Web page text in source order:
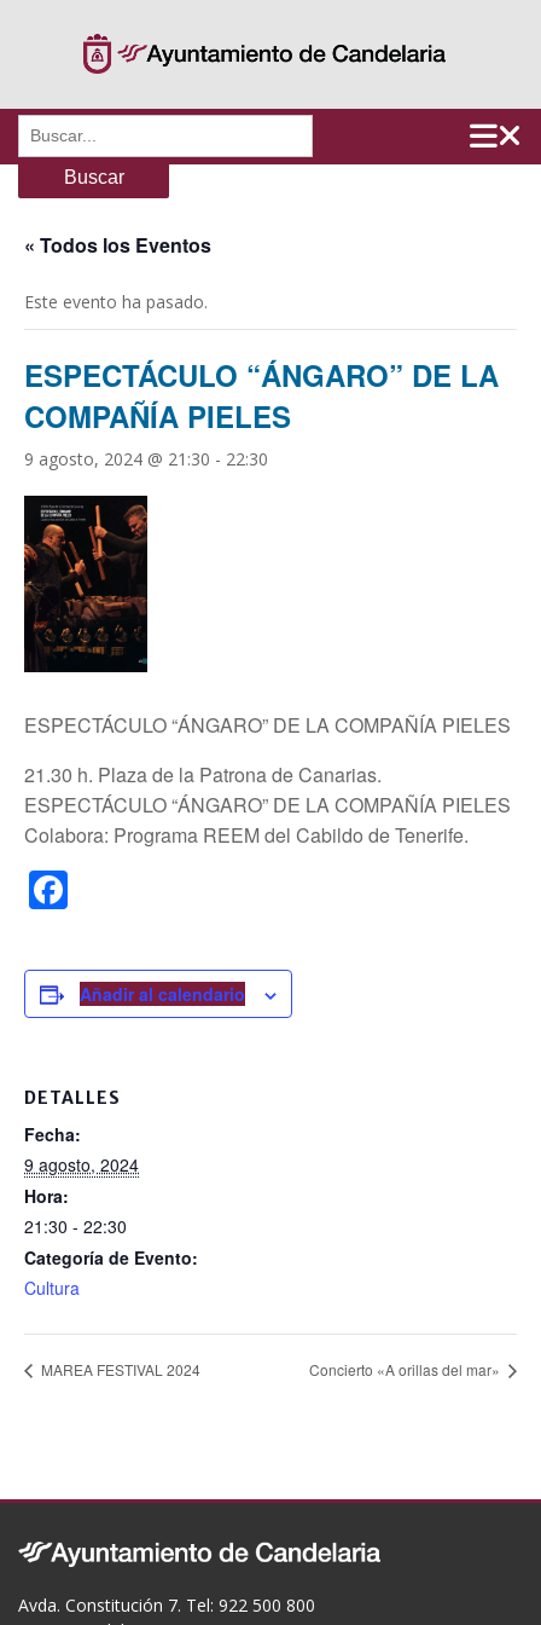
Buscar:
« Todos los Eventos
Este evento ha pasado.
ESPECTÁCULO “ÁNGARO” DE LA
COMPAÑÍA PIELES
9 agosto, 2024 @ 21:30 - 22:30
ESPECTÁCULO “ÁNGARO” DE LA COMPAÑÍA PIELES
21.30 h. Plaza de la Patrona de Canarias.
ESPECTÁCULO “ÁNGARO” DE LA COMPAÑÍA PIELES
Colabora: Programa REEM del Cabildo de Tenerife.
c
e
o
o
k
Añadir al calendario
DETALLES
Fecha:
9 agosto, 2024
Hora:
21:30 - 22:30
Categoría de Evento:
Cultura
MAREA FESTIVAL 2024 Concierto «A orillas del mar»
Avda. Constitución 7. Tel: 922 500 800